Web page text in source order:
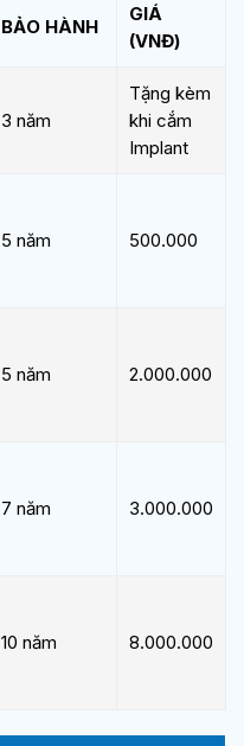
BẢO HÀNH
GIÁ
(VNĐ)
3 năm
Tặng kèm
khi cắm
Implant
5 năm 500.000
5 năm 2.000.000
7 năm 3.000.000
10 năm 8.000.000